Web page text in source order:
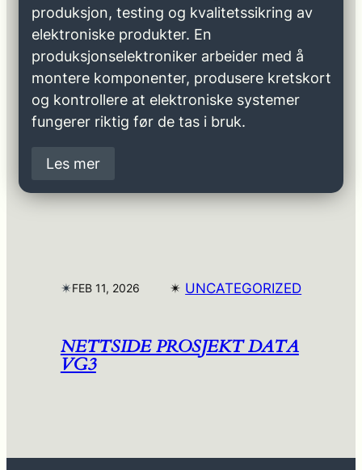
produksjon, testing og kvalitetssikring av
elektroniske produkter. En
produksjonselektroniker arbeider med å
montere komponenter, produsere kretskort
og kontrollere at elektroniske systemer
fungerer riktig før de tas i bruk.
Les mer
✴︎FEB 11, 2026 ✴︎ UNCATEGORIZED
NETTSIDE PROSJEKT DATA
VG3